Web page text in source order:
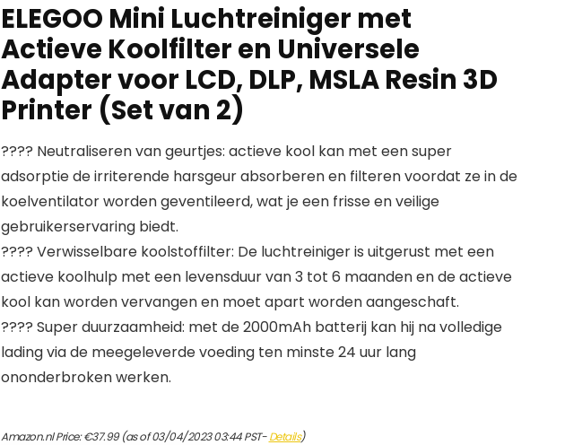
ELEGOO Mini Luchtreiniger met
Actieve Koolfilter en Universele
Adapter voor LCD, DLP, MSLA Resin 3D
Printer (Set van 2)
???? Neutraliseren van geurtjes: actieve kool kan met een super
adsorptie de irriterende harsgeur absorberen en filteren voordat ze in de
koelventilator worden geventileerd, wat je een frisse en veilige
gebruikerservaring biedt.
???? Verwisselbare koolstoffilter: De luchtreiniger is uitgerust met een
actieve koolhulp met een levensduur van 3 tot 6 maanden en de actieve
kool kan worden vervangen en moet apart worden aangeschaft.
???? Super duurzaamheid: met de 2000mAh batterij kan hij na volledige
lading via de meegeleverde voeding ten minste 24 uur lang
ononderbroken werken.
Amazon.nl Price:€37.99(as of 03/04/2023 03:44 PST-Details)